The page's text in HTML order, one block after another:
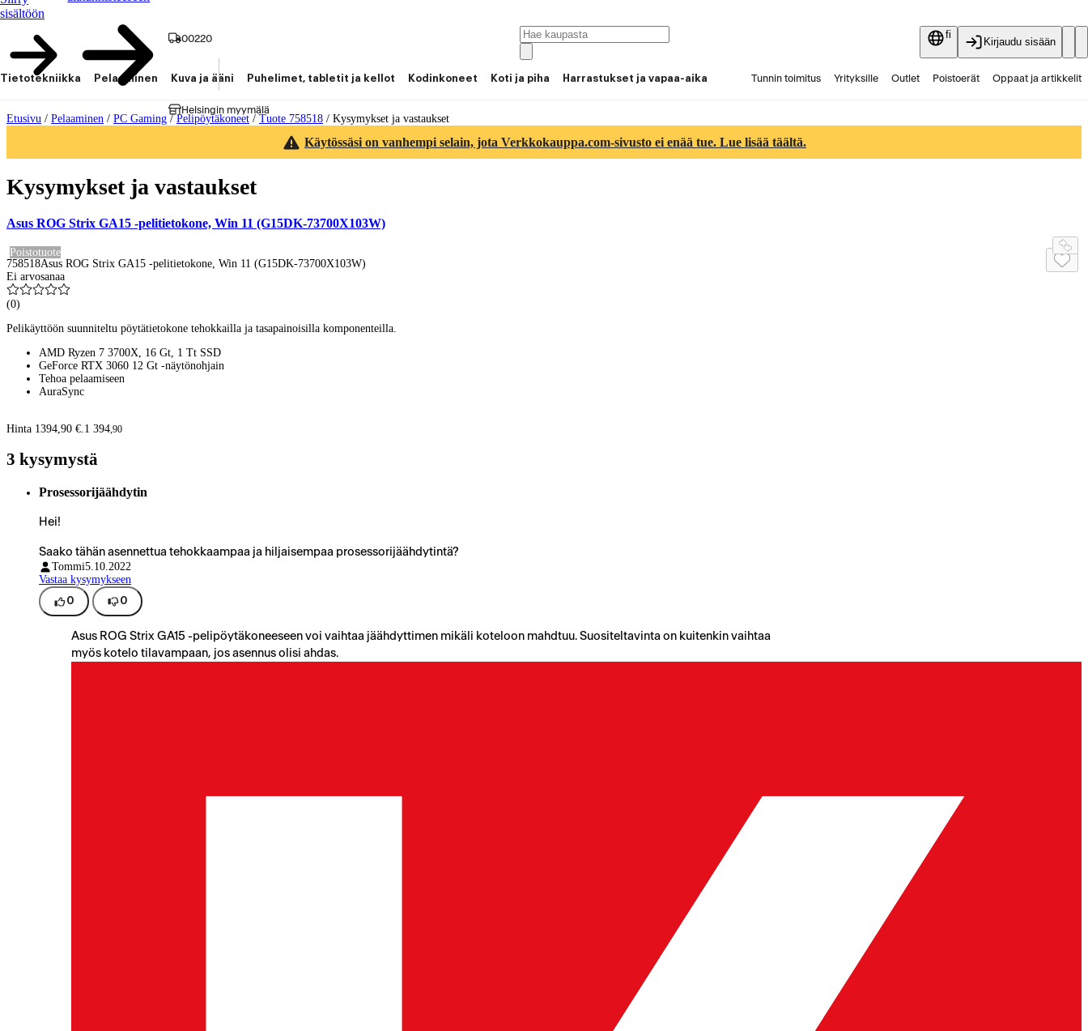
sisältöön
00220
Helsingin myymälä
fi
Kirjaudu sisään
Tietotekniikka Pelaaminen Kuva ja ääni Puhelimet, tabletit ja kellot Kodinkoneet Koti ja piha Harrastukset ja vapaa-aika Tunnin toimitus Yrityksille Outlet Poistoerät Oppaat ja artikkelit
Etusivu / Pelaaminen / PC Gaming /Pelipöytäkoneet / Tuote 758518 / Kysymykset ja vastaukset
Käytössäsi on vanhempi selain, jota Verkkokauppa.com-sivusto ei enää tue. Lue lisää täältä.
Kysymykset ja vastaukset
Asus ROG Strix GA15 -pelitietokone, Win 11 (G15DK-73700X103W)
Poistotuote
758518Asus ROG Strix GA15 -pelitietokone, Win 11 (G15DK-73700X103W)
Ei arvosanaa
(0)
Pelikäyttöön suunniteltu pöytätietokone tehokkailla ja tasapainoisilla komponenteilla.
AMD Ryzen 7 3700X, 16 Gt, 1 Tt SSD
GeForce RTX 3060 12 Gt -näytönohjain
Tehoa pelaamiseen
AuraSync
Hinta 1394,90 €.1 394,90
3 kysymystä
Prosessorijäähdytin
Hei!
Saako tähän asennettua tehokkaampaa ja hiljaisempaa prosessorijäähdytintä?
Tommi5.10.2022
Vastaa kysymykseen
0 0
Asus ROG Strix GA15 -pelipöytäkoneeseen voi vaihtaa jäähdyttimen mikäli koteloon mahdtuu. Suositeltavinta on kuitenkin vaihtaa
myös kotelo tilavampaan, jos asennus olisi ahdas.